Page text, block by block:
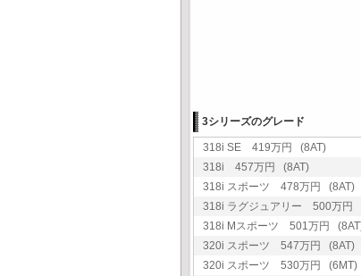
3シリーズのグレード
318i SE 419万円 (8AT)
318i 457万円 (8AT)
318i スポーツ 478万円 (8AT)
318i ラグジュアリー 500万円
318i Mスポーツ 501万円
320i スポーツ 547万円 (8AT)
320i スポーツ 530万円 (6MT)